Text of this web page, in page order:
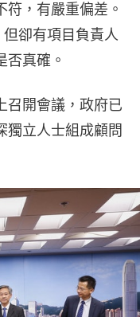
，有嚴重偏差。
卻有項目負責人
否真確。
召開會議，政府已
獨立人士組成顧問